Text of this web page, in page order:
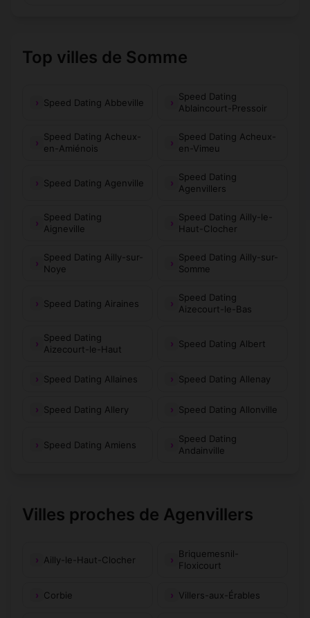
Top villes de Somme
Speed Dating Abbeville
Speed Dating
Ablaincourt-Pressoir
Speed Dating Acheux-
en-Amiénois
Speed Dating Acheux-
en-Vimeu
Speed Dating Agenville
Speed Dating
Agenvillers
Speed Dating
Aigneville
Speed Dating Ailly-le-
Haut-Clocher
Speed Dating Ailly-sur-
Noye
Speed Dating Ailly-sur-
Somme
Speed Dating Airaines
Speed Dating
Aizecourt-le-Bas
Speed Dating
Aizecourt-le-Haut
Speed Dating Albert
Speed Dating Allaines Speed Dating Allenay
Speed Dating Allery Speed Dating Allonville
Speed Dating Amiens
Speed Dating
Andainville
Villes proches de Agenvillers
Ailly-le-Haut-Clocher
Briquemesnil-
Floxicourt
Corbie Villers-aux-Érables